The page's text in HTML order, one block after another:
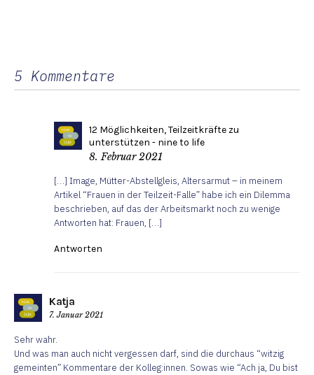
5 Kommentare
12 Möglichkeiten, Teilzeitkräfte zu
unterstützen - nine to life
8. Februar 2021
[…] Image, Mütter-Abstellgleis, Altersarmut – in meinem
Artikel “Frauen in der Teilzeit-Falle” habe ich ein Dilemma
beschrieben, auf das der Arbeitsmarkt noch zu wenige
Antworten hat: Frauen, […]
Antworten
Katja
7. Januar 2021
Sehr wahr.
Und was man auch nicht vergessen darf, sind die durchaus “witzig
gemeinten” Kommentare der Kolleg:innen. Sowas wie “Ach ja, Du bist